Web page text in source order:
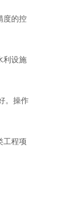
度的控
利设施
。操作
工程项